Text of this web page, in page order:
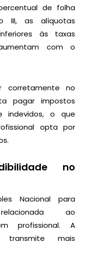
de folha
III, as alíquotas
às taxas
com o
corretamente no
pagar impostos
indevidos, o que
opta por
no
Nacional para
ao
profissional. A
transmite mais